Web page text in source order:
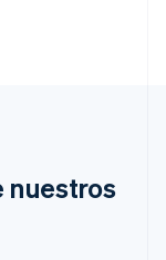
nuestros